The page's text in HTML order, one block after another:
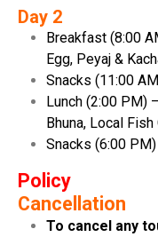
Day 2
Breakfast (8:00
Egg, Peyaj &
Snacks (11:00
Lunch (2:00 PM)
Bhuna, Local
Snacks (6:00
Policy
Cancellation
To cancel any